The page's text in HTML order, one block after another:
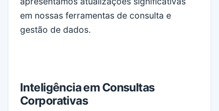
em nossas ferramentas de consulta e
gestão de dados.
Inteligência em Consultas
Corporativas